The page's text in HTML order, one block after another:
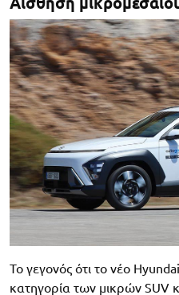
Το γεγονός ότι το νέο
κατηγορία των μικρών SUV